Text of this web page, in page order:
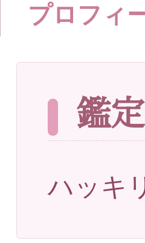
プロフィ
鑑
ハッキ